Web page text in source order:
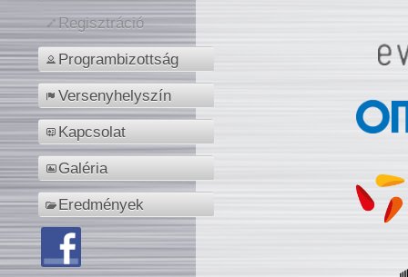
Regisztráció
Programbizottság
Versenyhelyszín
Kapcsolat
Galéria
Eredmények